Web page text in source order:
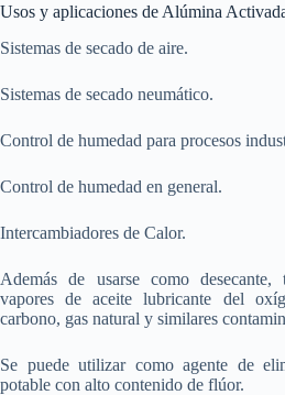
Usos y aplicaciones de Alúmina
Sistemas de secado de aire.
Sistemas de secado neumático.
Control de humedad para procesos
Control de humedad en general.
Intercambiadores de Calor.
Además de usarse como
vapores de aceite lubricante del
carbono, gas natural y similares
Se puede utilizar como agente de
potable con alto contenido de flúor.